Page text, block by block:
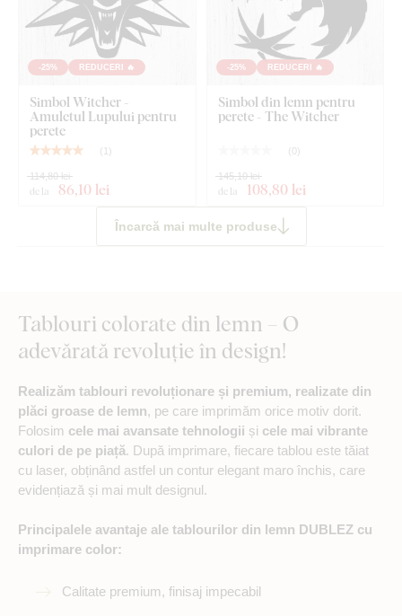
-25% REDUCERI 🔥
Simbol Witcher -
Amuletul Lupului pentru
perete
( 1 )
de la 86,10 lei
114,80 lei
-25% REDUCERI 🔥
Simbol din lemn pentru
perete - The Witcher
( 0)
de la 108,80 lei
145,10 lei
Încarcă mai multe produse
Tablouri colorate din lemn – O
adevărată revoluție în design!
Realizăm tablouri revoluționare și premium, realizate din
plăci groase de lemn, pe care imprimăm orice motiv dorit.
Folosim cele mai avansate tehnologii și cele mai vibrante
culori de pe piață. După imprimare, fiecare tablou este tăiat
cu laser, obținând astfel un contur elegant maro închis, care
evidențiază și mai mult designul.
Principalele avantaje ale tablourilor din lemn DUBLEZ cu
imprimare color:
Calitate premium, finisaj impecabil